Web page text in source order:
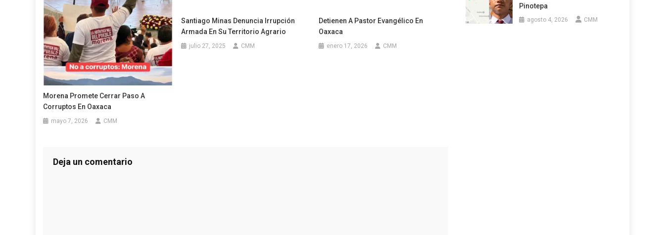
Morena Promete Cerrar Paso A
Corruptos En Oaxaca
mayo 7, 2026 CMM
Santiago Minas Denuncia Irrupción
Armada En Su Territorio Agrario
julio 27, 2025 CMM
Detienen A Pastor Evangélico En
Oaxaca
enero 17, 2026 CMM
Deja un comentario
Pinotepa
agosto 4, 2026 CMM